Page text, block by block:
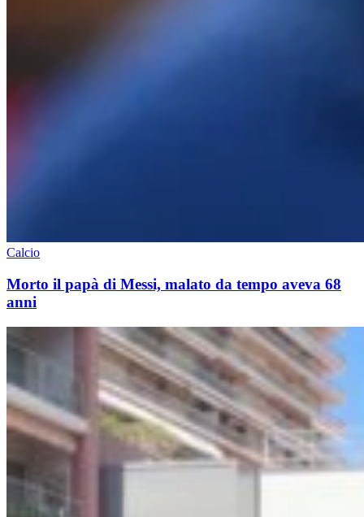
Calcio
Morto il papà di Messi, malato da tempo aveva 68
anni